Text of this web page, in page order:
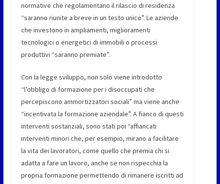
normative che regolamentano il rilascio di residenza
“saranno riunite a breve in un testo unico”. Le aziende
che investono in ampliamenti, miglioramenti
tecnologici o energetici di immobili o processi
produttivi “saranno premiate”.
Con la legge sviluppo, non solo viene introdotto
“l’obbligo di formazione per i disoccupati che
percepiscono ammortizzatori sociali” ma viene anche
“incentivata la formazione aziendale”. A fianco di questi
interventi sostanziali, sono stati poi “affiancati
interventi minori che, per esempio, mirano a facilitare
la vita dei lavoratori, come quello che premia chi si
adatta a fare un lavoro, anche se non rispecchia la
propria formazione permettendo di rimanere iscritti ad